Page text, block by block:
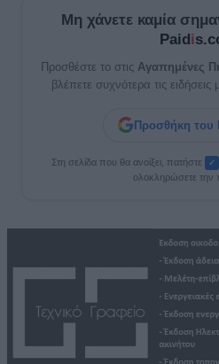
Μη χάνετε καμία
Paidi
Προσθέστε το στις Αγαπημένες
βλέπετε συχνότερα τις
Προσθήκη του
Στη σελίδα που θα ανοίξει, πατήστε ✓
ολοκληρώσετε την